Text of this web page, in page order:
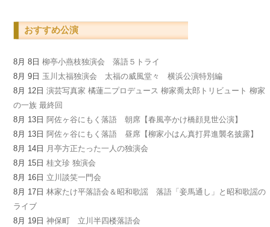
おすすめ公演
8月 8日柳亭小燕枝独演会 落語５トライ
8月 9日 玉川太福独演会 太福の威風堂々 横浜公演特別編
8月 12日演芸写真家 橘蓮二プロデュース 柳家喬太郎トリビュート 柳家
の一族 最終回
8月 13日阿佐ヶ谷にもく落語 朝席【春風亭かけ橋顔見世公演】
8月 13日阿佐ヶ谷にもく落語 昼席【柳家小はん真打昇進襲名披露】
8月 14日 月亭方正たった一人の独演会
8月 15日桂文珍 独演会
8月 16日 立川談笑一門会
8月 17日林家たけ平落語会＆昭和歌謡 落語「妾馬通し」と昭和歌謡の
ライブ
8月 19日神保町 立川半四楼落語会